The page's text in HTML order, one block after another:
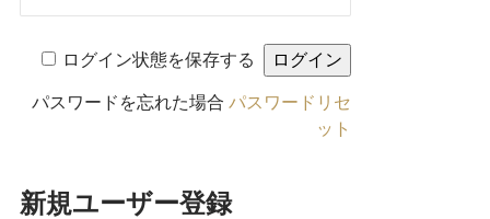
ログイン状態を保存する
パスワードを忘れた場合 パスワードリセ
ット
新規ユーザー登録